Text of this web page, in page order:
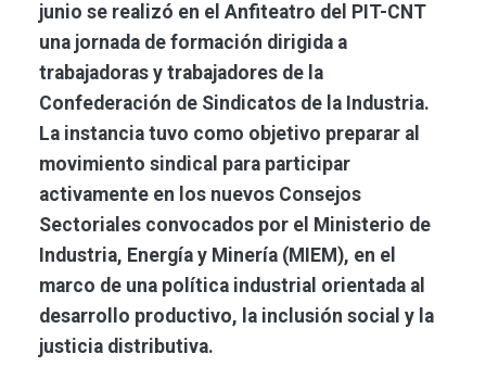
junio se realizó en el Anfiteatro del PIT-CNT
una jornada de formación dirigida a
trabajadoras y trabajadores de la
Confederación de Sindicatos de la Industria.
La instancia tuvo como objetivo preparar al
movimiento sindical para participar
activamente en los nuevos Consejos
Sectoriales convocados por el Ministerio de
Industria, Energía y Minería (MIEM), en el
marco de una política industrial orientada al
desarrollo productivo, la inclusión social y la
justicia distributiva.